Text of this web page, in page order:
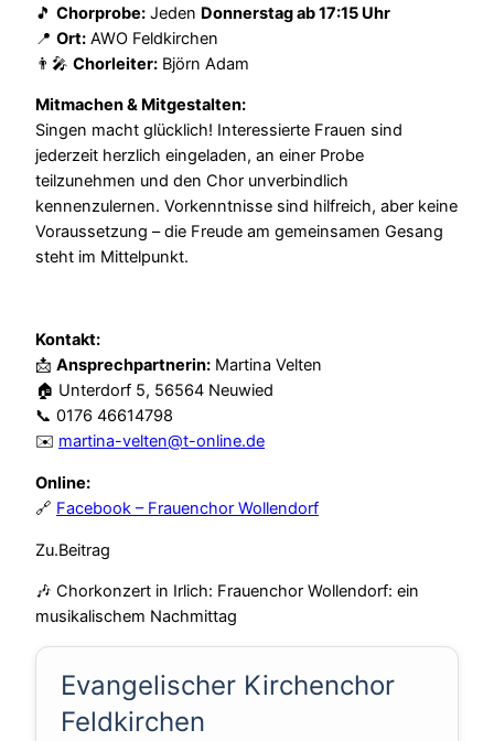
🎵 Chorprobe: Jeden Donnerstag ab 17:15 Uhr
📍 Ort: AWO Feldkirchen
👨‍🎤 Chorleiter: Björn Adam
Mitmachen & Mitgestalten:
Singen macht glücklich! Interessierte Frauen sind
jederzeit herzlich eingeladen, an einer Probe
teilzunehmen und den Chor unverbindlich
kennenzulernen. Vorkenntnisse sind hilfreich, aber keine
Voraussetzung – die Freude am gemeinsamen Gesang
steht im Mittelpunkt.
Kontakt:
📩 Ansprechpartnerin: Martina Velten
🏠 Unterdorf 5, 56564 Neuwied
📞 0176 46614798
✉️ martina-velten@t-online.de
Online:
🔗 Facebook – Frauenchor Wollendorf
Zu.Beitrag
🎶 Chorkonzert in Irlich: Frauenchor Wollendorf: ein
musikalischem Nachmittag
Evangelischer Kirchenchor
Feldkirchen